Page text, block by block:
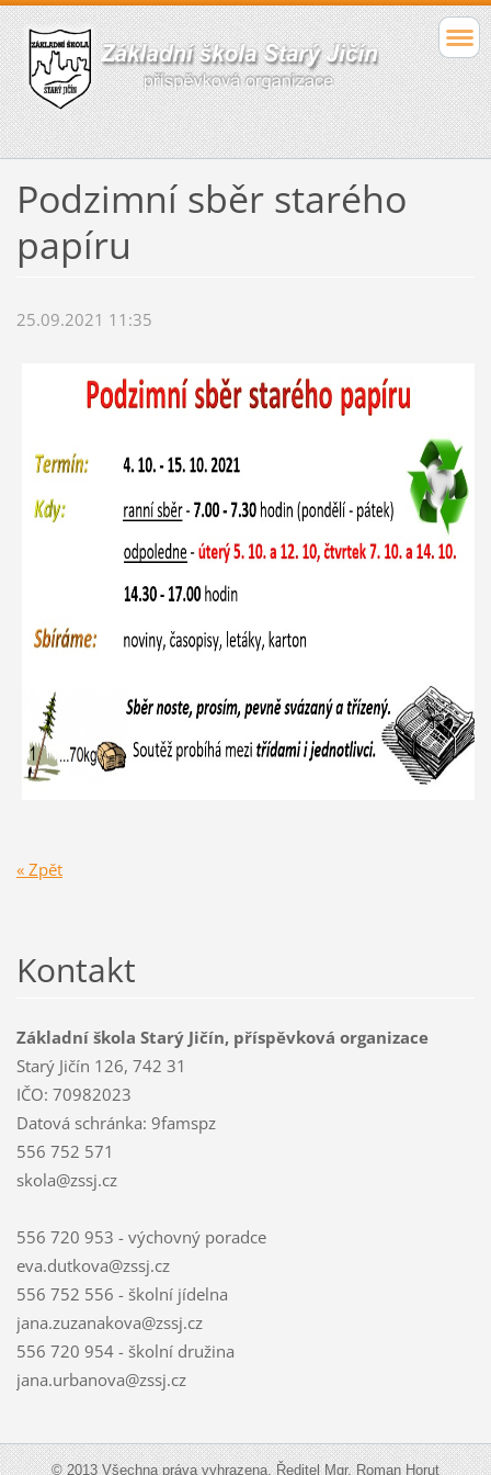
Podzimní sběr starého
papíru
25.09.2021 11:35
« Zpět
Kontakt
Základní škola Starý Jičín, příspěvková organizace
Starý Jičín 126, 742 31
IČO: 70982023
Datová schránka: 9famspz
556 752 571
skola@zssj.cz
556 720 953 - výchovný poradce
eva.dutkova@zssj.cz
556 752 556 - školní jídelna
jana.zuzanakova@zssj.cz
556 720 954 - školní družina
jana.urbanova@zssj.cz
© 2013 Všechna práva vyhrazena. Ředitel Mgr. Roman Horut